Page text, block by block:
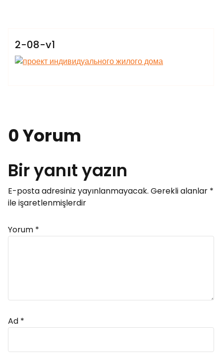
2-08-v1
0 Yorum
Bir yanıt yazın
E-posta adresiniz yayınlanmayacak. Gerekli alanlar *
ile işaretlenmişlerdir
Yorum *
Ad *